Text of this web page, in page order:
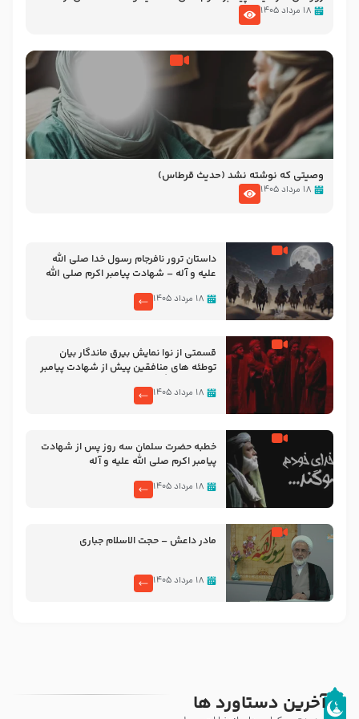
نوانمایش حرامیان در احرام – 1389
۱۸ مرداد ۱۴۰۵
وصیتی که نوشته نشد (حدیث قرطاس)
۱۸ مرداد ۱۴۰۵
‌‌‌‌‌‌‌داستان ترور نافرجام رسول خدا صلی الله
علیه و آله – شهادت پیامبر اکرم صلی الله
۱۸ مرداد ۱۴۰۵
قسمتی از نوا نمایش بیرق ماندگار بیان
توطئه های منافقین پیش از شهادت پیامبر
۱۸ مرداد ۱۴۰۵
خطبه حضرت سلمان سه روز پس از شهادت
پیامبر اکرم صلی الله علیه و آله
۱۸ مرداد ۱۴۰۵
مادر داعش – حجت الاسلام جباری
۱۸ مرداد ۱۴۰۵
آخرین دستاورد ها